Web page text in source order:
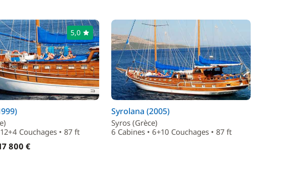
5,0
Couchages • 87 ft
800 €
Syrolana (2005)
Syros (Grèce)
6 Cabines • 6+10 Couchages • 87 ft